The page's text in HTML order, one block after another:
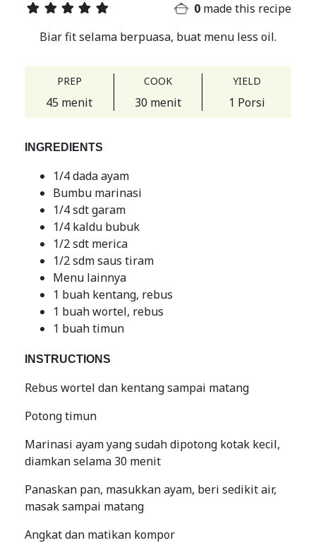
0 made this recipe
Biar fit selama berpuasa, buat menu less oil.
PREP
45 menit
COOK
30 menit
YIELD
1 Porsi
INGREDIENTS
1/4 dada ayam
Bumbu marinasi
1/4 sdt garam
1/4 kaldu bubuk
1/2 sdt merica
1/2 sdm saus tiram
Menu lainnya
1 buah kentang, rebus
1 buah wortel, rebus
1 buah timun
INSTRUCTIONS
Rebus wortel dan kentang sampai matang
Potong timun
Marinasi ayam yang sudah dipotong kotak kecil,
diamkan selama 30 menit
Panaskan pan, masukkan ayam, beri sedikit air,
masak sampai matang
Angkat dan matikan kompor